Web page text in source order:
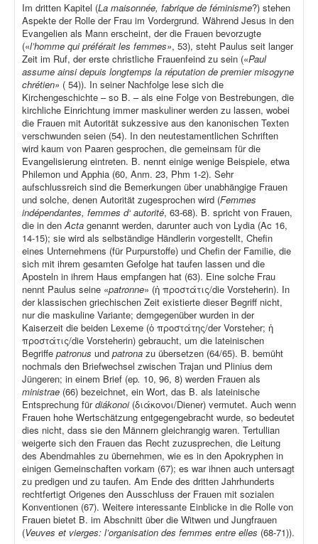
Im dritten Kapitel (La maisonnée, fabrique de féminisme?) stehen
Aspekte der Rolle der Frau im Vordergrund. Während Jesus in den
Evangelien als Mann erscheint, der die Frauen bevorzugte
(«l’homme qui préférait les femmes», 53), steht Paulus seit langer
Zeit im Ruf, der erste christliche Frauenfeind zu sein («Paul
assume ainsi depuis longtemps la réputation de premier misogyne
chrétien» ( 54)). In seiner Nachfolge lese sich die
Kirchengeschichte – so B. – als eine Folge von Bestrebungen, die
kirchliche Einrichtung immer maskuliner werden zu lassen, wobei
die Frauen mit Autorität sukzessive aus den kanonischen Texten
verschwunden seien (54). In den neutestamentlichen Schriften
wird kaum von Paaren gesprochen, die gemeinsam für die
Evangelisierung eintreten. B. nennt einige wenige Beispiele, etwa
Philemon und Apphia (60, Anm. 23, Phm 1-2). Sehr
aufschlussreich sind die Bemerkungen über unabhängige Frauen
und solche, denen Autorität zugesprochen wird (Femmes
indépendantes, femmes d‘ autorité, 63-68). B. spricht von Frauen,
die in denActa genannt werden, darunter auch von Lydia (Ac 16,
14-15); sie wird als selbständige Händlerin vorgestellt, Chefin
eines Unternehmens (für Purpurstoffe) und Chefin der Familie, die
sich mit ihrem gesamten Gefolge hat taufen lassen und die
Aposteln in ihrem Haus empfangen hat (63). Eine solche Frau
nennt Paulus seine «patronne» (ἡ προστάτις/die Vorsteherin). In
der klassischen griechischen Zeit existierte dieser Begriff nicht,
nur die maskuline Variante; demgegenüber wurden in der
Kaiserzeit die beiden Lexeme (ὁ προστάτης/der Vorsteher; ἡ
προστάτις/die Vorsteherin) gebraucht, um die lateinischen
Begriffe patronus und patrona zu übersetzen (64/65). B. bemüht
nochmals den Briefwechsel zwischen Trajan und Plinius dem
Jüngeren; in einem Brief (ep. 10, 96, 8) werden Frauen als
ministrae (66) bezeichnet, ein Wort, das B. als lateinische
Entsprechung fürdiákonoi (διάκονοι/Diener) vermutet. Auch wenn
Frauen hohe Wertschätzung entgegengebracht wurde, so bedeutet
dies nicht, dass sie den Männern gleichrangig waren. Tertullian
weigerte sich den Frauen das Recht zuzusprechen, die Leitung
des Abendmahles zu übernehmen, wie es in den Apokryphen in
einigen Gemeinschaften vorkam (67); es war ihnen auch untersagt
zu predigen und zu taufen. Am Ende des dritten Jahrhunderts
rechtfertigt Origenes den Ausschluss der Frauen mit sozialen
Konventionen (67). Weitere interessante Einblicke in die Rolle von
Frauen bietet B. im Abschnitt über die Witwen und Jungfrauen
(Veuves et vierges: l’organisation des femmes entre elles (68-71)).